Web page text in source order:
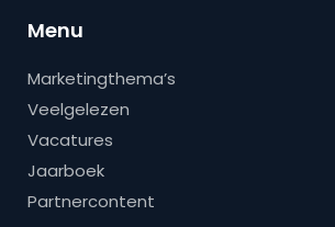
Menu
Marketingthema’s
Veelgelezen
Vacatures
Jaarboek
Partnercontent